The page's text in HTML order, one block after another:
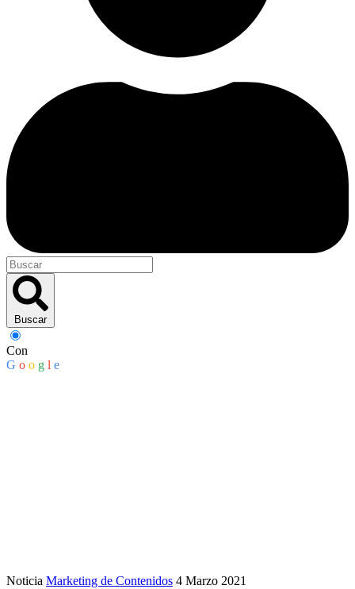
Buscar
Con
G o o g l e
Noticia Marketing de Contenidos 4 Marzo 2021